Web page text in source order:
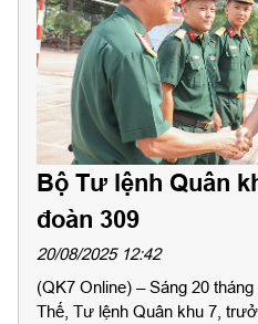
Bộ Tư lệnh Quân
đoàn 309
20/08/2025 12:42
(QK7 Online) – Sáng 20
Thế, Tư lệnh Quân khu 7,